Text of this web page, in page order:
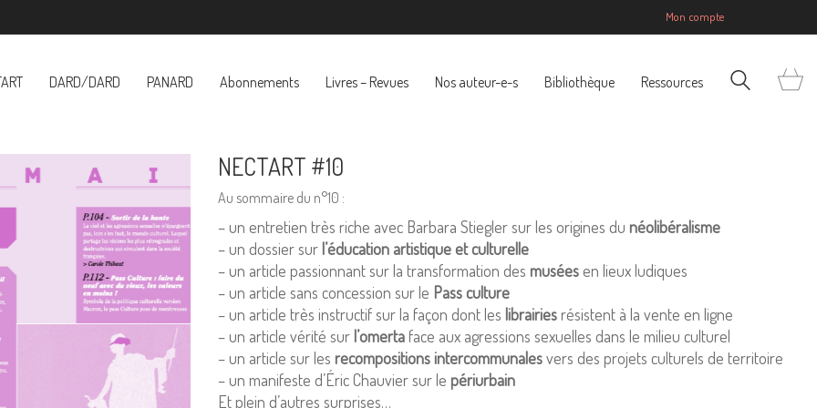
Mon compte
DARD/DARD PANARD Abonnements Livres – Revues Nos auteur-e-s Bibliothèque Ressources
NECTART #10
Au sommaire du n°10 :
– un entretien très riche avec Barbara Stiegler sur les origines du néolibéralisme
– un dossier sur l’éducation artistique et culturelle
– un article passionnant sur la transformation des muséesen lieux ludiques
– un article sans concession sur le Pass culture
– un article très instructif sur la façon dont les librairiesrésistent à la vente en ligne
– un article vérité sur l’omertaface aux agressions sexuelles dans le milieu culturel
– un article sur les recompositions intercommunalesvers des projets culturels de territoire
– un manifeste d’Éric Chauvier sur le périurbain
Et plein d’autres surprises…